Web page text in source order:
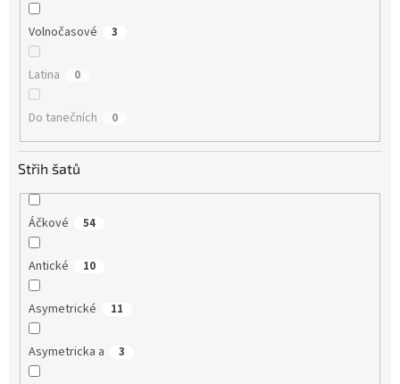
Volnočasové 3
Latina 0
Do tanečních 0
Střih šatů
Áčkové 54
Antické 10
Asymetrické 11
Asymetricka a 3